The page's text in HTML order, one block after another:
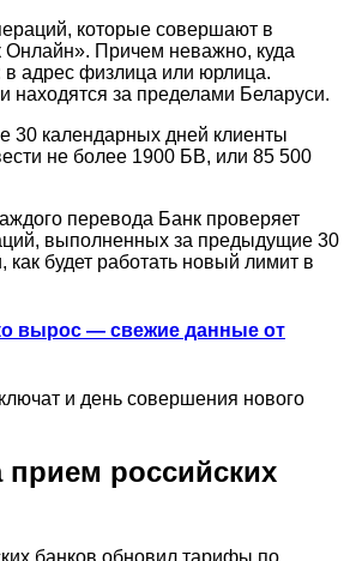
которые совершают в
Причем неважно, куда
в адрес физлица или юрлица.
находятся за пределами Беларуси.
30 календарных дней клиенты
не более 1900 БВ, или 85 500
перевода Банк проверяет
выполненных за предыдущие 30
как будет работать новый лимит в
вырос — свежие данные от
и день совершения нового
прием российских
банков обновил тарифы по